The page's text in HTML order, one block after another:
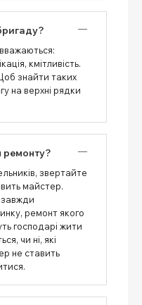
кмітливість.
знайти таких
на верхні рядки
ремонту?
звертайте
майстер.
ремонт якого
господарі жити
чи ні, які
не ставить